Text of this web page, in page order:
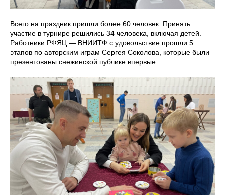
Всего на праздник пришли более 60 человек. Принять
участие в турнире решились 34 человека, включая детей.
Работники РФЯЦ — ВНИИТФ с удовольствие прошли 5
этапов по авторским играм Сергея Соколова, которые были
презентованы снежинской публике впервые.